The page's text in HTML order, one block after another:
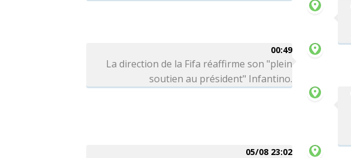
00:49
La direction de la Fifa réaffirme son "plein
soutien au président" Infantino.
05/08 23:02